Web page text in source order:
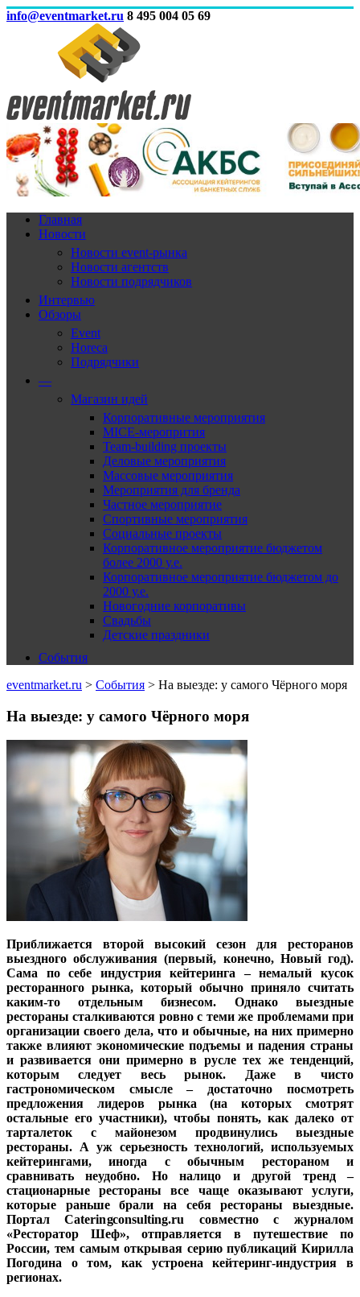
info@eventmarket.ru 8 495 004 05 69
Главная
Новости
Новости event-рынка
Новости агентств
Новости подрядчиков
Интервью
Обзоры
Event
Horeca
Подрядчики
—
Магазин идей
Корпоративные мероприятия
MICE-меропрития
Team-building проекты
Деловые мероприятия
Массовые мероприятия
Мероприятия для бренда
Частное мероприятие
Спортивные мероприятия
Социальные проекты
Корпоративное мероприятие бюджетом
более 2000 у.е.
Корпоративное мероприятие бюджетом до
2000 у.е.
Новогодние корпоративы
Свадьбы
Детские праздники
События
eventmarket.ru > События > На выезде: у самого Чёрного моря
На выезде: у самого Чёрного моря
Приближается второй высокий сезон для ресторанов
выездного обслуживания (первый, конечно, Новый год).
Сама по себе индустрия кейтеринга – немалый кусок
ресторанного рынка, который обычно приняло считать
каким-то отдельным бизнесом. Однако выездные
рестораны сталкиваются ровно с теми же проблемами при
организации своего дела, что и обычные, на них примерно
также влияют экономические подъемы и падения страны
и развивается они примерно в русле тех же тенденций,
которым следует весь рынок. Даже в чисто
гастрономическом смысле – достаточно посмотреть
предложения лидеров рынка (на которых смотрят
остальные его участники), чтобы понять, как далеко от
тарталеток с майонезом продвинулись выездные
рестораны. А уж серьезность технологий, используемых
кейтерингами, иногда с обычным рестораном и
сравнивать неудобно. Но налицо и другой тренд –
стационарные рестораны все чаще оказывают услуги,
которые раньше брали на себя рестораны выездные.
Портал Cateringconsulting.ru совместно с журналом
«Ресторатор Шеф», отправляется в путешествие по
России, тем самым открывая серию публикаций Кирилла
Погодина о том, как устроена кейтеринг-индустрия в
регионах.